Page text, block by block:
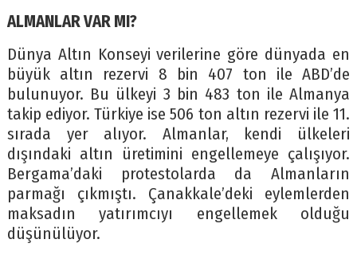
ALMANLAR VAR MI?
Dünya Altın Konseyi verilerine göre dünyada en
büyük altın rezervi 8 bin 407 ton ile ABD’de
bulunuyor. Bu ülkeyi 3 bin 483 ton ile Almanya
takip ediyor. Türkiye ise 506 ton altın rezervi ile 11.
sırada yer alıyor. Almanlar, kendi ülkeleri
dışındaki altın üretimini engellemeye çalışıyor.
Bergama’daki protestolarda da Almanların
parmağı çıkmıştı. Çanakkale’deki eylemlerden
maksadın yatırımcıyı engellemek olduğu
düşünülüyor.